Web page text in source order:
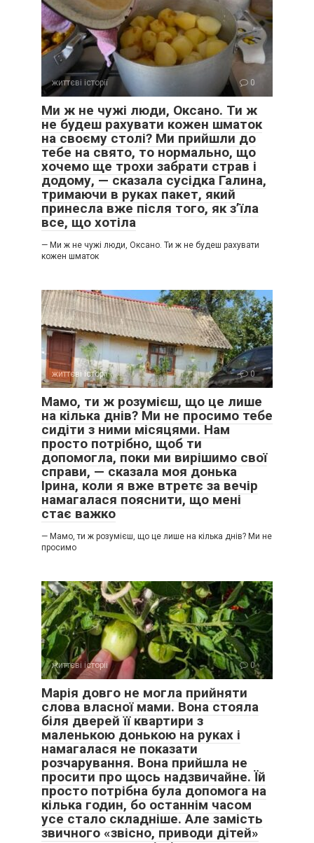
життєві історії 0
Ми ж не чужі люди, Оксано. Ти ж
не будеш рахувати кожен шматок
на своєму столі? Ми прийшли до
тебе на свято, то нормально, що
хочемо ще трохи забрати страв і
додому, — сказала сусідка Галина,
тримаючи в руках пакет, який
принесла вже після того, як з’їла
все, що хотіла
— Ми ж не чужі люди, Оксано. Ти ж не будеш рахувати
кожен шматок
життєві історії 0
Мамо, ти ж розумієш, що це лише
на кілька днів? Ми не просимо тебе
сидіти з ними місяцями. Нам
просто потрібно, щоб ти
допомогла, поки ми вирішимо свої
справи, — сказала моя донька
Ірина, коли я вже втретє за вечір
намагалася пояснити, що мені
стає важко
— Мамо, ти ж розумієш, що це лише на кілька днів? Ми не
просимо
життєві історії 0
Марія довго не могла прийняти
слова власної мами. Вона стояла
біля дверей її квартири з
маленькою донькою на руках і
намагалася не показати
розчарування. Вона прийшла не
просити про щось надзвичайне. Їй
просто потрібна була допомога на
кілька годин, бо останнім часом
усе стало складніше. Але замість
звичного «звісно, приводи дітей»